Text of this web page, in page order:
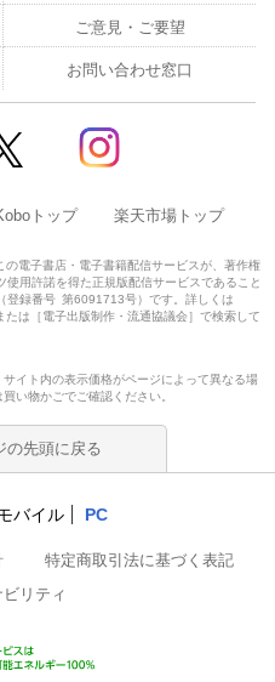
ご意見・ご要望
お問い合わせ窓口
トップ 楽天市場トップ
の電子書店・電子書籍配信サービスが、著作権
使用許諾を得た正規版配信サービスであること
登録番号 第6091713号）です。詳しくは
たは［電子出版制作・流通協議会］で検索して
イト内の表示価格がページによって異なる場
い物かごでご確認ください。
の先頭に戻る
バイル PC
特定商取引法に基づく表記
リティ